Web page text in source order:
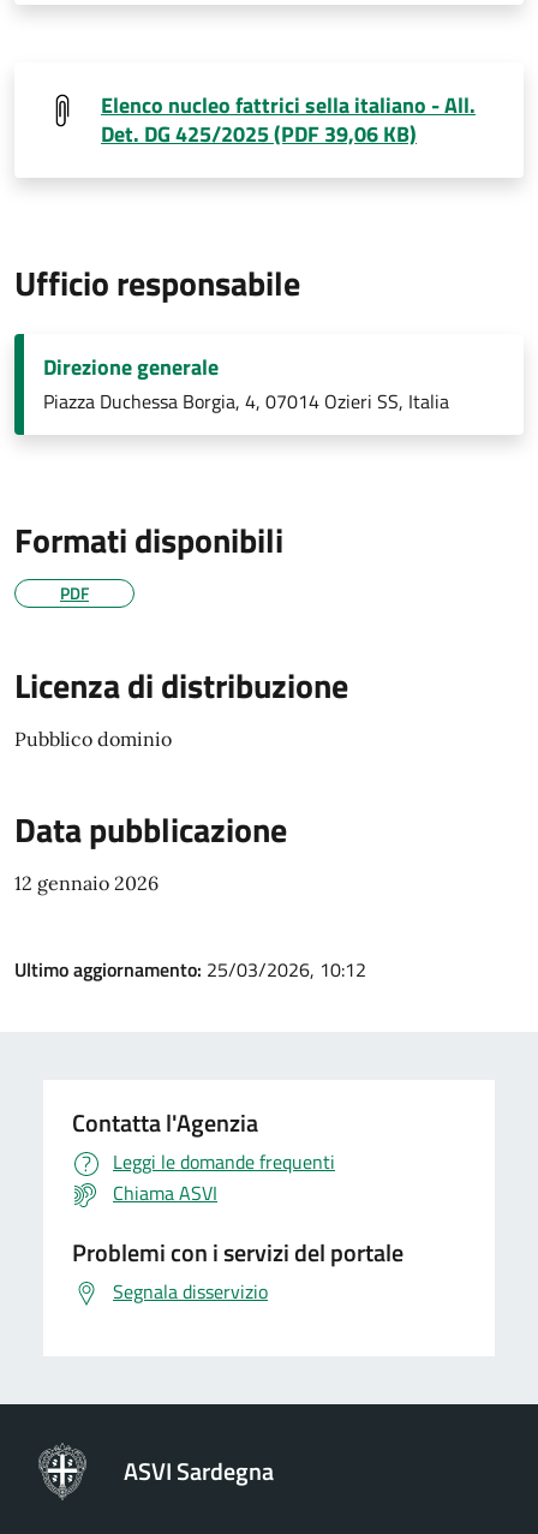
Elenco nucleo fattrici sella italiano - All.
Det. DG 425/2025 (PDF 39,06 KB)
Ufficio responsabile
Direzione generale
Piazza Duchessa Borgia, 4, 07014 Ozieri SS, Italia
Formati disponibili
PDF
Licenza di distribuzione
Pubblico dominio
Data pubblicazione
12 gennaio 2026
Ultimo aggiornamento: 25/03/2026, 10:12
Contatta l'Agenzia
Leggi le domande frequenti
Chiama ASVI
Problemi con i servizi del portale
Segnala disservizio
ASVI Sardegna